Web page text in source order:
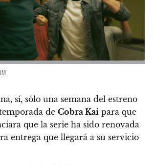
sí, sólo una semana del estreno
de Cobra Kai para que
que la serie ha sido renovada
entrega que llegará a su servicio